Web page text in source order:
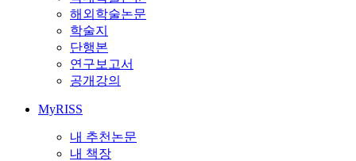
해외학술논문
학술지
단행본
연구보고서
공개강의
MyRISS
내 추천논문
내 책장